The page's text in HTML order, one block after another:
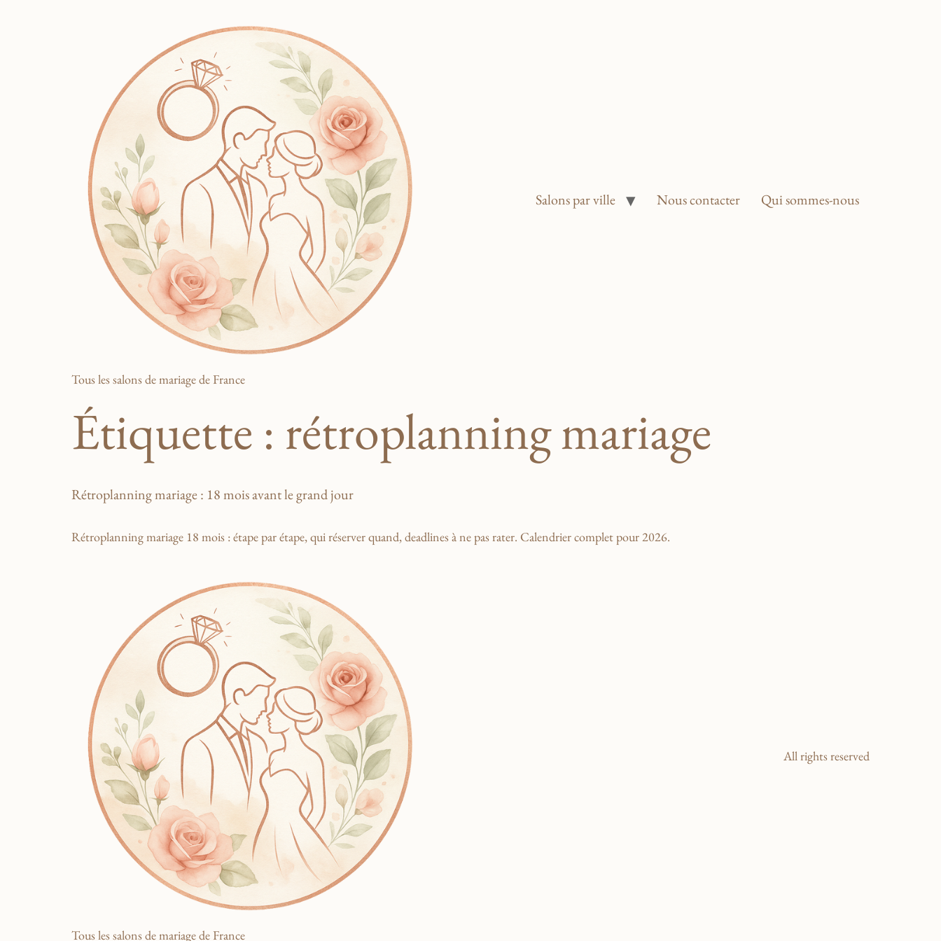
Tous les salons de mariage de France
Salons par ville Nous contacter Qui sommes-nous
Étiquette : rétroplanning mariage
Rétroplanning mariage : 18 mois avant le grand jour
Rétroplanning mariage 18 mois : étape par étape, qui réserver quand, deadlines à ne pas rater. Calendrier complet pour 2026.
Tous les salons de mariage de France
All rights reserved